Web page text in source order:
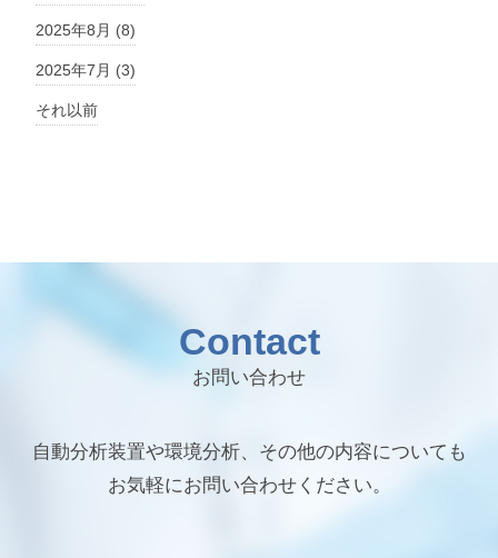
2025年8月 (8)
2025年7月 (3)
それ以前
Contact
お問い合わせ
自動分析装置や環境分析、その他の内容についても
お気軽にお問い合わせください。